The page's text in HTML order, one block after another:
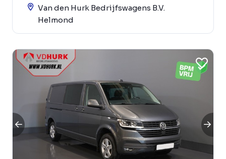
Van den Hurk Bedrijfswagens B.V.
Helmond